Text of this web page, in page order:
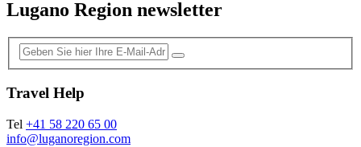
Lugano Region newsletter
Travel Help
Tel +41 58 220 65 00
info@luganoregion.com